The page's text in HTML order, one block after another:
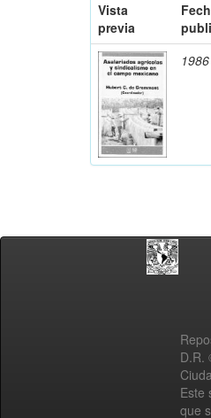
Vista
previa
1986
D.R.
Este
que